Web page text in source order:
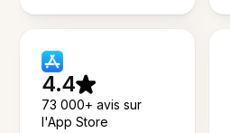
4.4
73 000+ avis sur
l'App Store